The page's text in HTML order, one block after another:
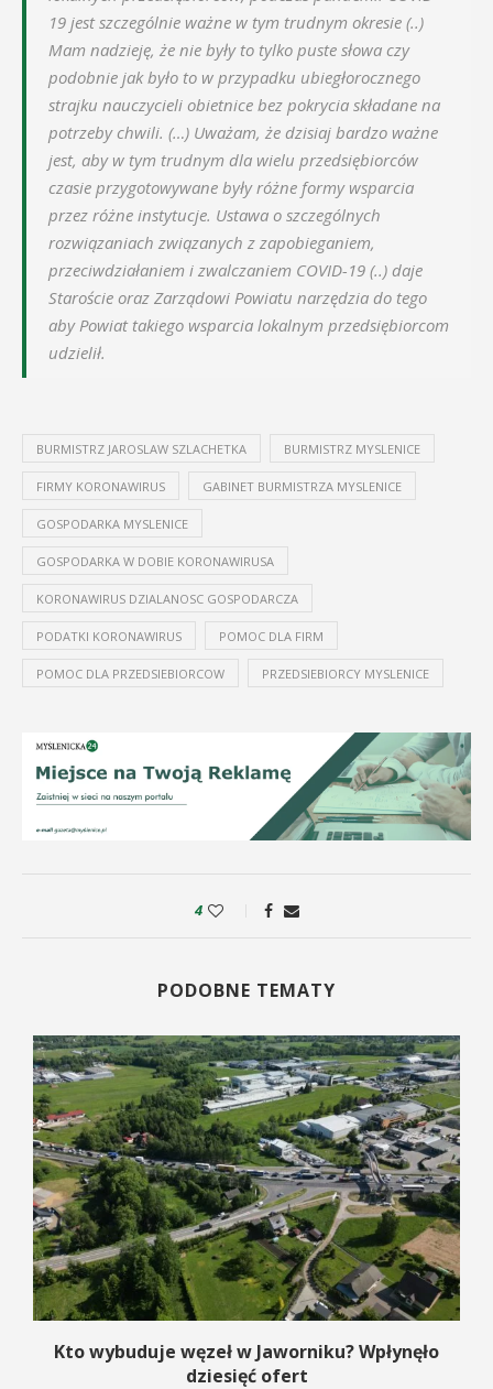
19 jest szczególnie ważne w tym trudnym okresie (..)
Mam nadzieję, że nie były to tylko puste słowa czy
podobnie jak było to w przypadku ubiegłorocznego
strajku nauczycieli obietnice bez pokrycia składane na
potrzeby chwili. (…) Uważam, że dzisiaj bardzo ważne
jest, aby w tym trudnym dla wielu przedsiębiorców
czasie przygotowywane były różne formy wsparcia
przez różne instytucje. Ustawa o szczególnych
rozwiązaniach związanych z zapobieganiem,
przeciwdziałaniem i zwalczaniem COVID-19 (..) daje
Staroście oraz Zarządowi Powiatu narzędzia do tego
aby Powiat takiego wsparcia lokalnym przedsiębiorcom
udzielił.
BURMISTRZ JAROSLAW SZLACHETKA BURMISTRZ MYSLENICE
FIRMY KORONAWIRUS GABINET BURMISTRZA MYSLENICE
GOSPODARKA MYSLENICE
GOSPODARKA W DOBIE KORONAWIRUSA
KORONAWIRUS DZIALANOSC GOSPODARCZA
PODATKI KORONAWIRUS POMOC DLA FIRM
POMOC DLA PRZEDSIEBIORCOW PRZEDSIEBIORCY MYSLENICE
4
PODOBNE TEMATY
Kto wybuduje węzeł w Jaworniku? Wpłynęło
dziesięć ofert